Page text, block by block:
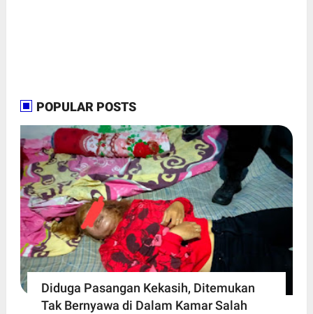
POPULAR POSTS
Diduga Pasangan Kekasih, Ditemukan
Tak Bernyawa di Dalam Kamar Salah